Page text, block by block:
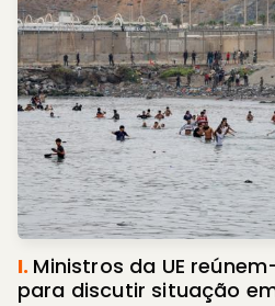
I. Ministros da UE
para discutir situação